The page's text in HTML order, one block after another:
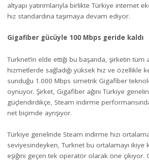
altyapı yatırımlarıyla birlikte Türkiye internet
hız standardına taşımaya devam ediyor.
Gigafiber gücüyle 100 Mbps geride kaldı
Turknet’in elde ettiği bu başarıda, şirketin tüm
hizmetlerde sağladığı yüksek hız ve özellikle
sunduğu 1.000 Mbps simetrik Gigafiber
oynuyor. Şirket, Gigafiber ağını Türkiye
güçlendirdikçe, Steam indirme
net biçimde ayrışıyor.
Türkiye genelinde Steam indirme hızı
seviyesindeyken, Turknet bu ortalamayı ikiye
eşiğini geçen tek operatör olarak öne çıkıyor.